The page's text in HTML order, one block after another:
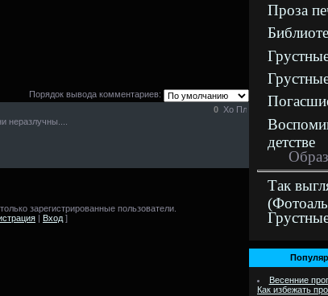
Порядок вывода комментариев:
0
неразлучны....
зарегистрированные пользователи.
| Вход ]
Проза
детстве
Так
Весенние
Как избежать